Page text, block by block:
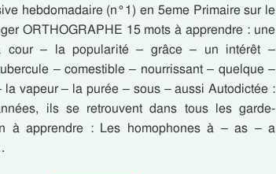
hebdomadaire (n°1) en 5eme Primaire sur le
ORTHOGRAPHE 15 mots à apprendre : une
cour – la popularité – grâce – un intérêt –
– comestible – nourrissant – quelque –
la vapeur – la purée – sous – aussi Autodictée :
ils se retrouvent dans tous les garde-
à apprendre : Les homophones à – as – a